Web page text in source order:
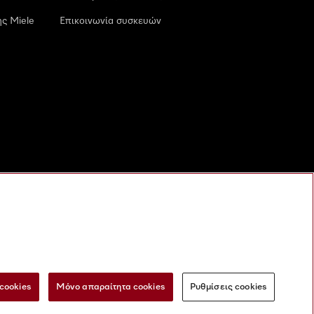
Miele Επικοινωνία συσκευών
ψηφιακές υπηρεσίες Φόρμα Υπαναχώρησης
Μόνο απαραίτητα cookies Ρυθμίσεις cookies